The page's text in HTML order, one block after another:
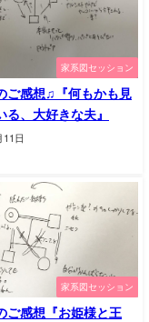
家系図セッション
ご感想♫『何もかも見
る、大好きな夫』
日
家系図セッション
ご感想『お姫様と王